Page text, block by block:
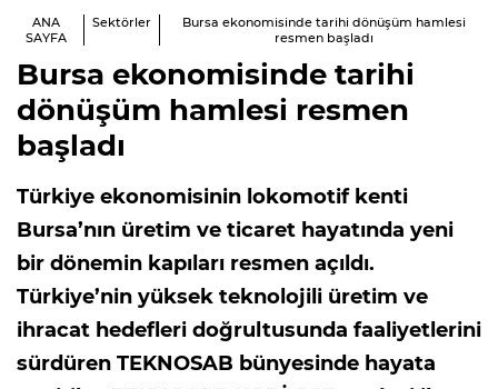
ANA
SAYFA
Sektörler
Bursa ekonomisinde tarihi dönüşüm hamlesi
resmen başladı
Bursa ekonomisinde tarihi
dönüşüm hamlesi resmen
başladı
Türkiye ekonomisinin lokomotif kenti
Bursa’nın üretim ve ticaret hayatında yeni
bir dönemin kapıları resmen açıldı.
Türkiye’nin yüksek teknolojili üretim ve
ihracat hedefleri doğrultusunda faaliyetlerini
sürdüren TEKNOSAB bünyesinde hayata